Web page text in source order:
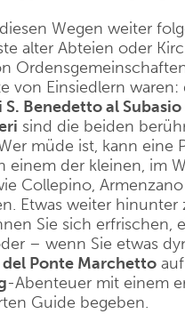
Wegen weiter
alter Abteien oder
von Einsiedlern waren:
S. Benedetto al Subasio
sind die beiden
müde ist, kann eine
einem der kleinen, im
Collepino,
Etwas weiter hinunter
Sie sich erfrischen,
– wenn Sie etwas
del Ponte Marchetto
-Abenteuer mit einem
Guide begeben.